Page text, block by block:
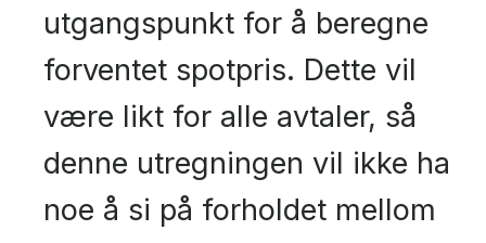
utgangspunkt for å beregne
forventet spotpris. Dette vil
være likt for alle avtaler, så
denne utregningen vil ikke ha
noe å si på forholdet mellom